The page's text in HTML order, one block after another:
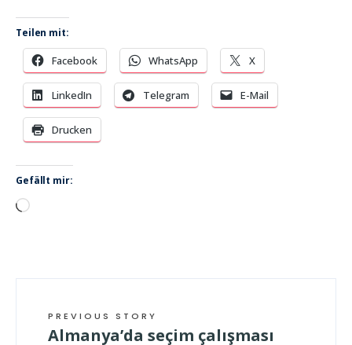
Teilen mit:
Facebook WhatsApp X
LinkedIn Telegram E-Mail
Drucken
Gefällt mir:
Wird
PREVIOUS STORY
Almanya’da seçim çalışması